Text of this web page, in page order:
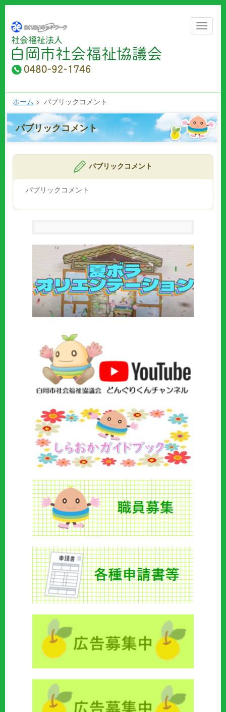
Toggle
ホーム > パブリックコメント
パブリックコメント
パブリックコメント
パブリックコメント